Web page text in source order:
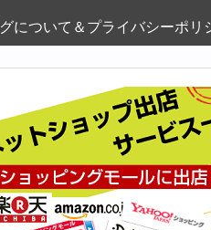
について＆プライバシーポリ